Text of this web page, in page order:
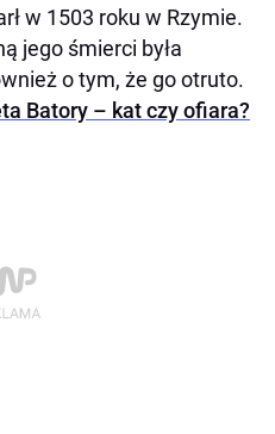
w 1503 roku w Rzymie.
jego śmierci była
o tym, że go otruto.
Batory – kat czy ofiara?